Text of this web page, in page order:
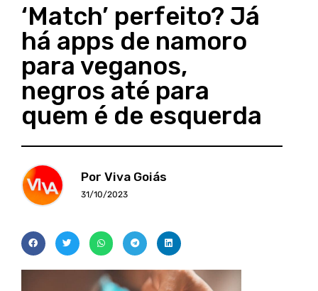
‘Match’ perfeito? Já
há apps de namoro
para veganos,
negros até para
quem é de esquerda
Por Viva Goiás
31/10/2023